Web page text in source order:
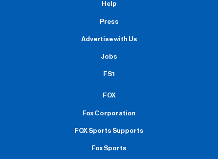
Help
Press
Advertise with Us
Jobs
FS1
FOX
Fox Corporation
FOX Sports Supports
Fox Sports